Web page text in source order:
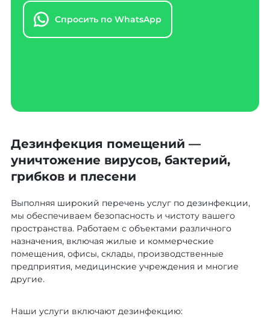
Спросить по WhatsApp
Дезинфекция помещений —
уничтожение вирусов, бактерий,
грибков и плесени
Выполняя широкий перечень услуг по дезинфекции,
мы обеспечиваем безопасность и чистоту вашего
пространства. Работаем с объектами различного
назначения, включая жилые и коммерческие
помещения, офисы, склады, производственные
предприятия, медицинские учреждения и многие
другие.
Наши услуги включают дезинфекцию: